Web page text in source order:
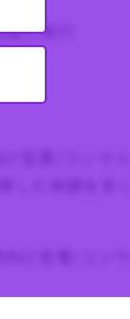
し実行